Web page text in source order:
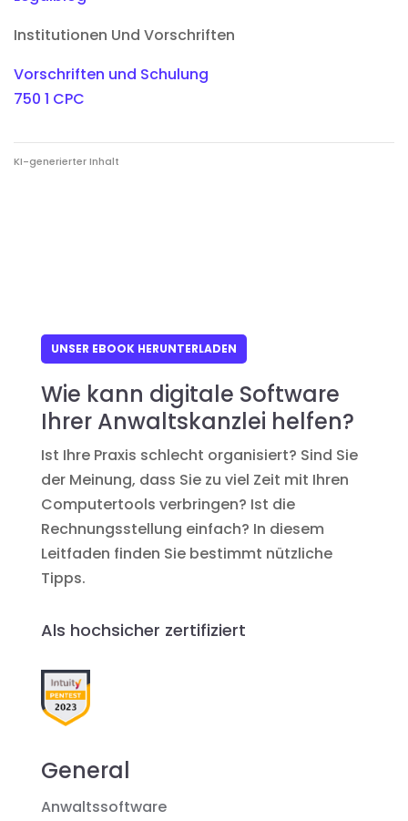
Institutionen Und Vorschriften
Vorschriften und Schulung
750 1 CPC
KI-generierter Inhalt
UNSER EBOOK HERUNTERLADEN
Wie kann digitale Software
Ihrer Anwaltskanzlei helfen?
Ist Ihre Praxis schlecht organisiert? Sind Sie
der Meinung, dass Sie zu viel Zeit mit Ihren
Computertools verbringen? Ist die
Rechnungsstellung einfach? In diesem
Leitfaden finden Sie bestimmt nützliche
Tipps.
Als hochsicher zertifiziert
General
Anwaltssoftware